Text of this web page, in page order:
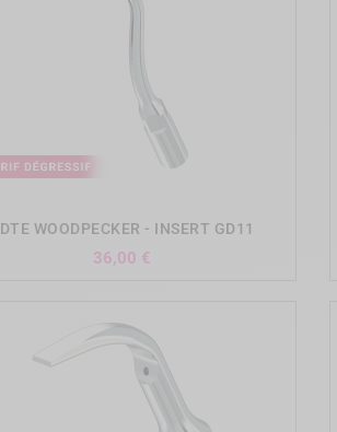
DTE WOODPECKER - INSERT GD11
36,00 €